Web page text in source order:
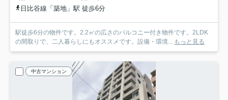
日比谷線「築地」駅 徒歩6分
駅徒歩6分の物件です。2.2㎡の広さのバルコニー付き物件です。2LDK
の間取りで、二人暮らしにもオススメです。設備・環境... もっと見る
中古マンション